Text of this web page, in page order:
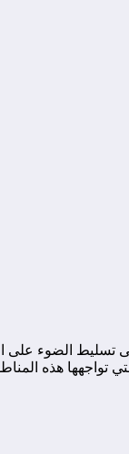
الضوء على
هذه